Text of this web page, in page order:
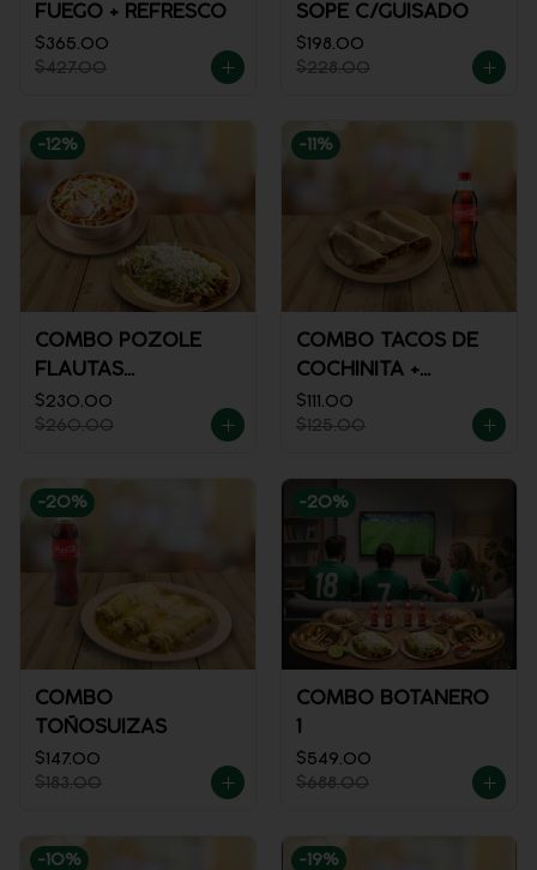
FUEGO + REFRESCO
$365.00
$427.00
SOPE C/GUISADO
$198.00
$228.00
-12%
COMBO POZOLE
FLAUTAS
AHOGADAS
$230.00
$260.00
-11 %
COMBO TACOS DE
COCHINITA +
REFRESCO
$111.00
$125.00
-20%
COMBO
TOÑOSUIZAS
$147.00
$183.00
-20%
COMBO BOTANERO
1
$549.00
$688.00
-10% -19%